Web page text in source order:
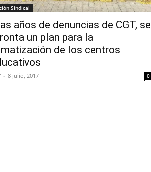
Sindical
años de denuncias de CGT, se
un plan para la
de los centros
- 8 julio, 2017 0